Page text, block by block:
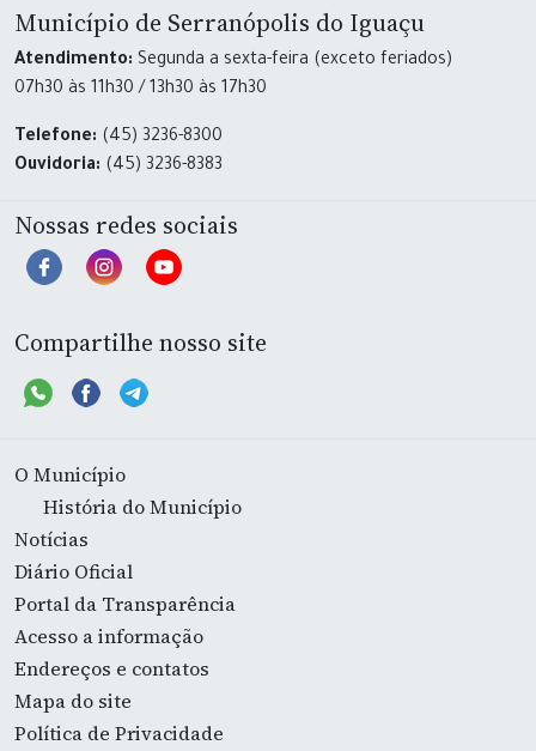
Município de Serranópolis do Iguaçu
Atendimento: Segunda a sexta-feira (exceto feriados)
07h30 às 11h30 / 13h30 às 17h30
Telefone: (45) 3236-8300
Ouvidoria: (45) 3236-8383
Nossas redes sociais
Compartilhe nosso site
O Município
História do Município
Notícias
Diário Oficial
Portal da Transparência
Acesso a informação
Endereços e contatos
Mapa do site
Política de Privacidade